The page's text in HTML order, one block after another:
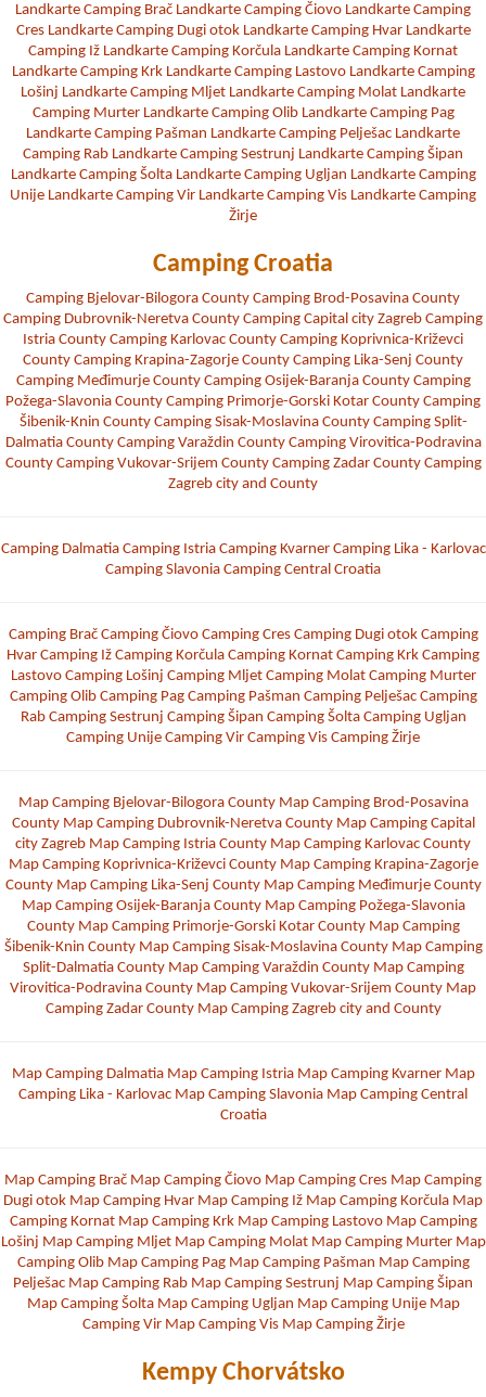
Landkarte Camping Brač Landkarte Camping Čiovo Landkarte Camping
Cres Landkarte Camping Dugi otok Landkarte Camping Hvar Landkarte
Camping Iž Landkarte Camping Korčula Landkarte Camping Kornat
Landkarte Camping Krk Landkarte Camping Lastovo Landkarte Camping
Lošinj Landkarte Camping Mljet Landkarte Camping Molat Landkarte
Camping Murter Landkarte Camping Olib Landkarte Camping Pag
Landkarte Camping Pašman Landkarte Camping Pelješac Landkarte
Camping Rab Landkarte Camping Sestrunj Landkarte Camping Šipan
Landkarte Camping Šolta Landkarte Camping Ugljan Landkarte Camping
Unije Landkarte Camping Vir Landkarte Camping Vis Landkarte Camping
Žirje
Camping Croatia
Camping Bjelovar-Bilogora County Camping Brod-Posavina County
Camping Dubrovnik-Neretva County Camping Capital city Zagreb Camping
Istria County Camping Karlovac County Camping Koprivnica-Križevci
County Camping Krapina-Zagorje County Camping Lika-Senj County
Camping Međimurje County Camping Osijek-Baranja County Camping
Požega-Slavonia County Camping Primorje-Gorski Kotar County Camping
Šibenik-Knin County Camping Sisak-Moslavina County Camping Split-
Dalmatia County Camping Varaždin County Camping Virovitica-Podravina
County Camping Vukovar-Srijem County Camping Zadar County Camping
Zagreb city and County
Camping Dalmatia Camping Istria Camping Kvarner Camping Lika - Karlovac
Camping Slavonia Camping Central Croatia
Camping Brač Camping Čiovo Camping Cres Camping Dugi otok Camping
Hvar Camping Iž Camping Korčula Camping Kornat Camping Krk Camping
Lastovo Camping Lošinj Camping Mljet Camping Molat Camping Murter
Camping Olib Camping Pag Camping Pašman Camping Pelješac Camping
Rab Camping Sestrunj Camping Šipan Camping Šolta Camping Ugljan
Camping Unije Camping Vir Camping Vis Camping Žirje
Map Camping Bjelovar-Bilogora County Map Camping Brod-Posavina
County Map Camping Dubrovnik-Neretva County Map Camping Capital
city Zagreb Map Camping Istria County Map Camping Karlovac County
Map Camping Koprivnica-Križevci County Map Camping Krapina-Zagorje
County Map Camping Lika-Senj County Map Camping Međimurje County
Map Camping Osijek-Baranja County Map Camping Požega-Slavonia
County Map Camping Primorje-Gorski Kotar County Map Camping
Šibenik-Knin County Map Camping Sisak-Moslavina County Map Camping
Split-Dalmatia County Map Camping Varaždin County Map Camping
Virovitica-Podravina County Map Camping Vukovar-Srijem County Map
Camping Zadar County Map Camping Zagreb city and County
Map Camping Dalmatia Map Camping Istria Map Camping Kvarner Map
Camping Lika - Karlovac Map Camping Slavonia Map Camping Central
Croatia
Map Camping Brač Map Camping Čiovo Map Camping Cres Map Camping
Dugi otok Map Camping Hvar Map Camping Iž Map Camping Korčula Map
Camping Kornat Map Camping Krk Map Camping Lastovo Map Camping
Lošinj Map Camping Mljet Map Camping Molat Map Camping Murter Map
Camping Olib Map Camping Pag Map Camping Pašman Map Camping
Pelješac Map Camping Rab Map Camping Sestrunj Map Camping Šipan
Map Camping Šolta Map Camping Ugljan Map Camping Unije Map
Camping Vir Map Camping Vis Map Camping Žirje
Kempy Chorvátsko